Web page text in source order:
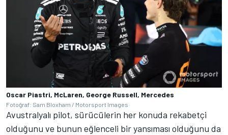
Oscar Piastri, McLaren, George Russell, Mercedes
Fotoğraf: Sam Bloxham / Motorsport Images
Avustralyalı pilot, sürücülerin her konuda rekabetçi
olduğunu ve bunun eğlenceli bir yansıması olduğunu da